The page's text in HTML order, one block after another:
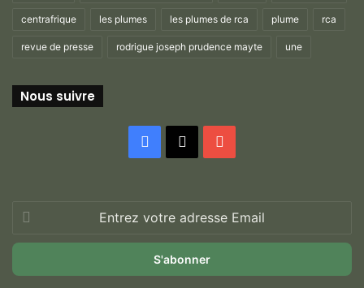
centrafrique les plumes les plumes de rca plume rca
revue de presse rodrigue joseph prudence mayte une
Nous suivre
Facebook
votre
adresse